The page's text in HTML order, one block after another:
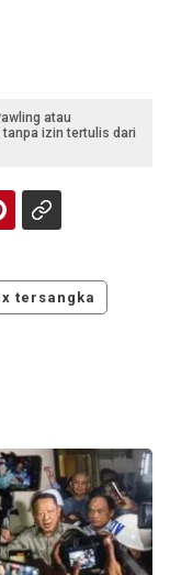
atau
izin tertulis dari
tersangka